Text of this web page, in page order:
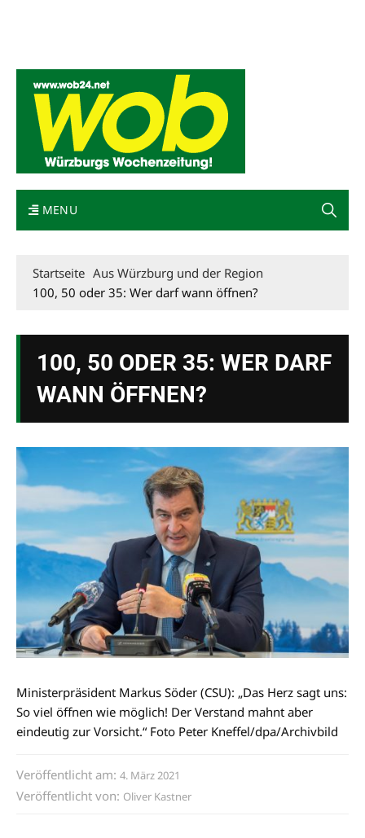
MENU
Startseite Aus Würzburg und der Region
100, 50 oder 35: Wer darf wann öffnen?
100, 50 ODER 35: WER DARF
WANN ÖFFNEN?
Ministerpräsident Markus Söder (CSU): „Das Herz sagt uns:
So viel öffnen wie möglich! Der Verstand mahnt aber
eindeutig zur Vorsicht.“ Foto Peter Kneffel/dpa/Archivbild
Veröffentlicht am: 4. März 2021
Veröffentlicht von: Oliver Kastner